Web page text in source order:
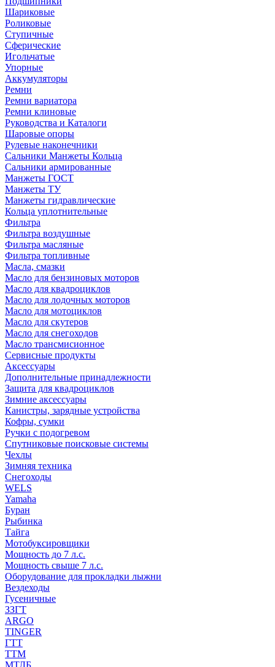
Шариковые
Роликовые
Ступичные
Сферические
Игольчатые
Упорные
Аккумуляторы
Ремни
Ремни вариатора
Ремни клиновые
Руководства и Каталоги
Шаровые опоры
Рулевые наконечники
Сальники Манжеты Кольца
Сальники армированные
Манжеты ГОСТ
Манжеты ТУ
Манжеты гидравлические
Кольца уплотнительные
Фильтра
Фильтра воздушные
Фильтра масляные
Фильтра топливные
Масла, смазки
Масло для бензиновых моторов
Масло для квадроциклов
Масло для лодочных моторов
Масло для мотоциклов
Масло для скутеров
Масло для снегоходов
Масло трансмисионное
Сервисные продукты
Аксессуары
Дополнительные принадлежности
Защита для квадроциклов
Зимние аксессуары
Канистры, зарядные устройства
Кофры, сумки
Ручки с подогревом
Спутниковые поисковые системы
Чехлы
Зимняя техника
Снегоходы
WELS
Yamaha
Буран
Рыбинка
Тайга
Мотобуксировщики
Мощность до 7 л.с.
Мощность свыше 7 л.с.
Оборудование для прокладки лыжни
Вездеходы
Гусеничные
ЗЗГТ
ARGO
TINGER
ГТТ
ТТМ
МТЛБ